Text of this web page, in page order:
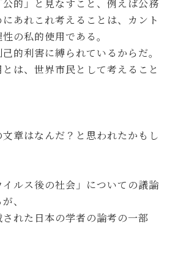
的」と見なすこと、例えば公務
あれこれ考えることは、カント
の私的使用である。
的利害に縛られているからだ。
は、世界市民として考えること
章はなんだ？と思われたかもし
イルス後の社会」についての議論
、
れた日本の学者の論考の一部